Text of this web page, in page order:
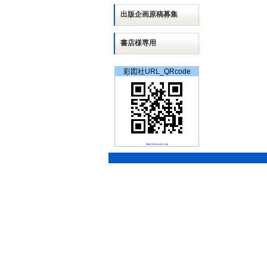
出版企画原稿募集
書店様専用
彩図社URL_QRcode
https://www.saiz.co.jp